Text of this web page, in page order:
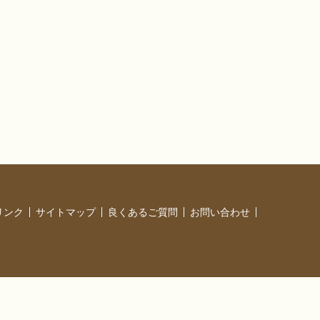
ンク サイトマップ 良くあるご質問 お問い合わせ